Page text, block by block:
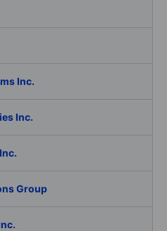
Inc.
Inc.
Group